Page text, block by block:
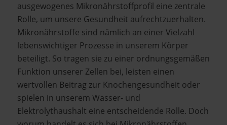
ausgewogenes Mikronährstoffprofil eine zentrale
Rolle, um unsere Gesundheit aufrechtzuerhalten.
Mikronährstoffe sind nämlich an einer Vielzahl
lebenswichtiger Prozesse in unserem Körper
beteiligt. So tragen sie zu einer ordnungsgemäßen
Funktion unserer Zellen bei, leisten einen
wertvollen Beitrag zur Knochengesundheit oder
spielen in unserem Wasser- und
Elektrolythaushalt eine entscheidende Rolle. Doch